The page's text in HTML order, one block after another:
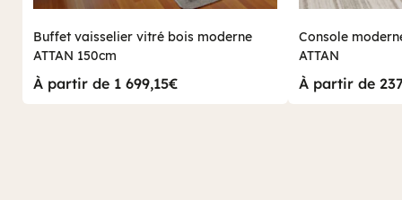
Buffet vaisselier vitré bois moderne
ATTAN 150cm
À partir de 1 699,15€
Console
ATTAN
À partir de